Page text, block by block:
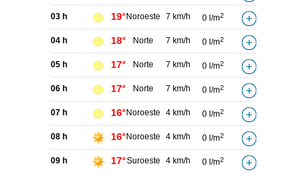
03 h 19° Noroeste 7 km/h 0 l/m2
04 h 18° Norte 7 km/h 0 l/m2
05 h 17° Norte 7 km/h 0 l/m2
06 h 17° Norte 7 km/h 0 l/m2
07 h 16° Noroeste 4 km/h 0 l/m2
08 h 16° Noroeste 4 km/h 0 l/m2
09 h 17°Suroeste 4 km/h 0 l/m2